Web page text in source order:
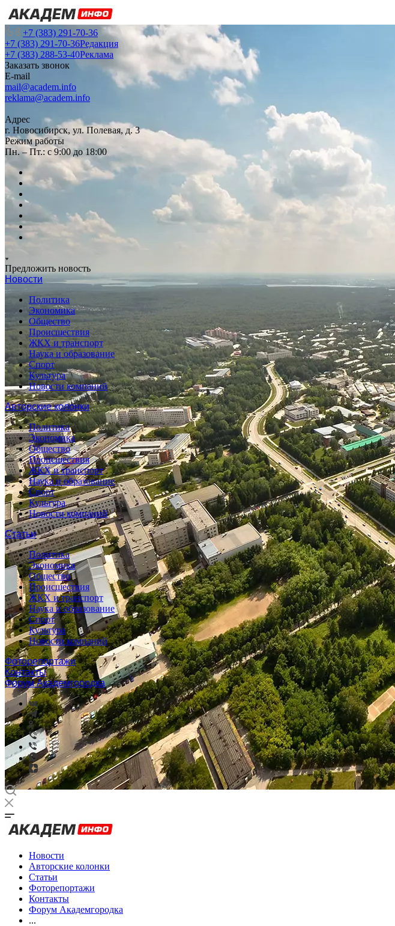
+7 (383) 291-70-36
+7 (383) 291-70-36Редакция
+7 (383) 288-53-40Реклама
Заказать звонок
E-mail
mail@academ.info
reklama@academ.info
Адрес
г. Новосибирск, ул. Полевая, д. 3
Режим работы
Пн. – Пт.: с 9:00 до 18:00
Предложить новость
Новости
Политика
Экономика
Общество
Происшествия
ЖКХ и транспорт
Наука и образование
Спорт
Культура
Новости компаний
Авторские колонки
Политика
Экономика
Общество
Происшествия
ЖКХ и транспорт
Наука и образование
Спорт
Культура
Новости компаний
Статьи
Политика
Экономика
Общество
Происшествия
ЖКХ и транспорт
Наука и образование
Спорт
Культура
Новости компаний
Фоторепортажи
Контакты
Форум Академгородка
Новости
Авторские колонки
Статьи
Фоторепортажи
Контакты
Форум Академгородка
...